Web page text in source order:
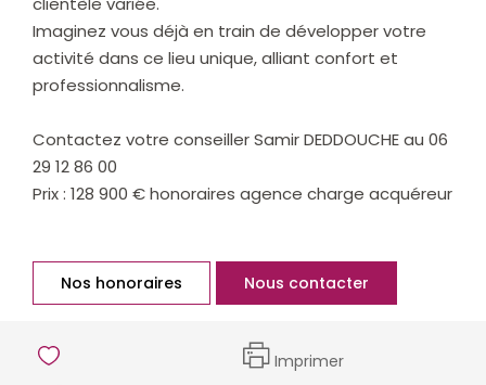
Imaginez vous déjà en train de développer votre
activité dans ce lieu unique, alliant confort et
professionnalisme.
Contactez votre conseiller Samir DEDDOUCHE au 06
29 12 86 00
Prix : 128 900 € honoraires agence charge acquéreur
Nos honoraires Nous contacter
Imprimer